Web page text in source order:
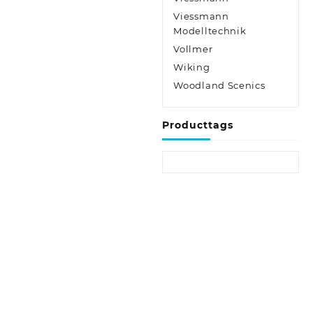
Viessmann
Modelltechnik
Vollmer
Wiking
Woodland Scenics
Producttags